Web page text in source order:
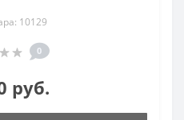
10129
0
руб.